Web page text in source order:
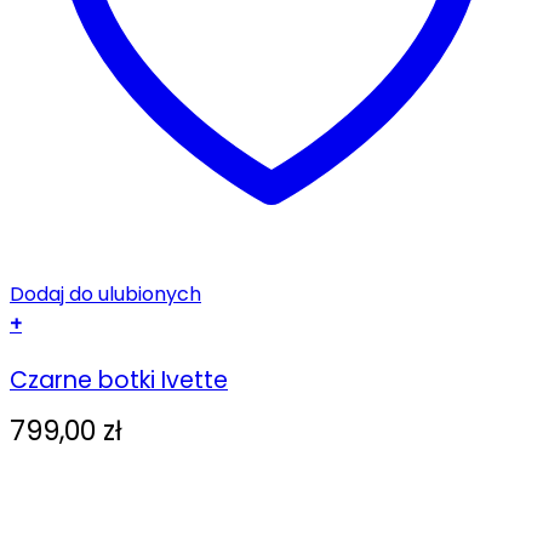
Dodaj do ulubionych
+
produkt
ma
wiele
Czarne botki Ivette
799,00 zł